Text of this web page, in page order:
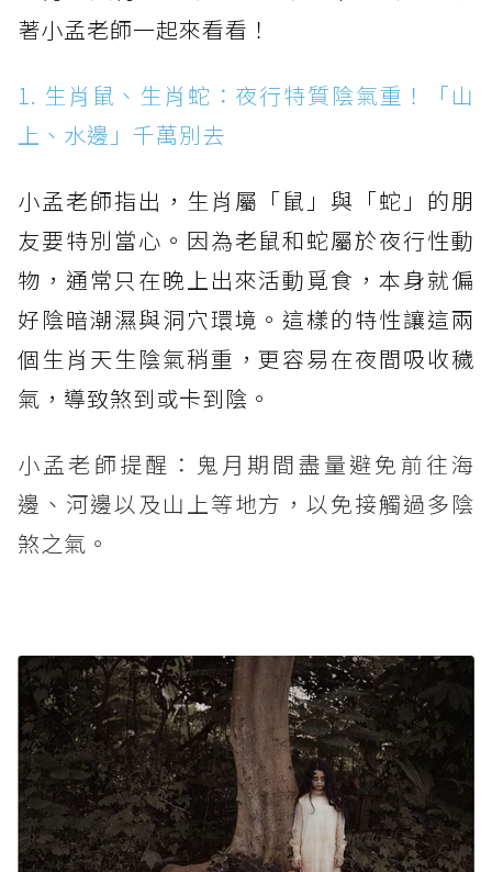
著小孟老師一起來看看！
1. 生肖鼠、生肖蛇：夜行特質陰氣重！「山
上、水邊」千萬別去
小孟老師指出，生肖屬「鼠」與「蛇」的朋
友要特別當心。因為老鼠和蛇屬於夜行性動
物，通常只在晚上出來活動覓食，本身就偏
好陰暗潮濕與洞穴環境。這樣的特性讓這兩
個生肖天生陰氣稍重，更容易在夜間吸收穢
氣，導致煞到或卡到陰。
小孟老師提醒：鬼月期間盡量避免前往海
邊、河邊以及山上等地方，以免接觸過多陰
煞之氣。